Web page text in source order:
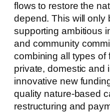
flows to restore the
depend. This will only
supporting ambitious
and community
combining all types of
private, domestic and
innovative new
quality nature-based
restructuring and